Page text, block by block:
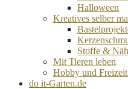
Halloween
Kreatives selber
Stoffe &
Mit Tieren leben
Hobby und
do it-Garten.de